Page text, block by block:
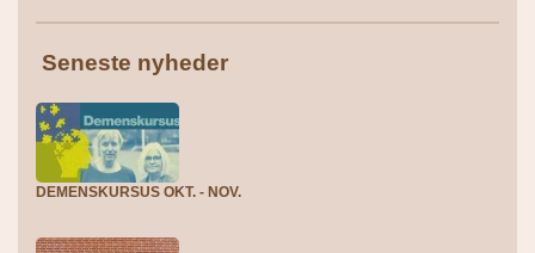
Seneste nyheder
DEMENSKURSUS OKT. - NOV.